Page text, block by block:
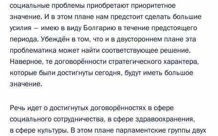
социальные проблемы приобретают приоритетное
значение. И в этом плане нам предстоит сделать большие
усилия – имею в виду Болгарию в течение предстоящего
периода. Убеждён в том, что и в двустороннем плане эта
проблематика может найти соответствующее решение.
Наверное, те договорённости стратегического характера,
которые были достигнуты сегодня, будут иметь большое
значение.
Речь идет о достигнутых договорённостях в сфере
социального сотрудничества, в сфере здравоохранения,
в сфере культуры. В этом плане парламентские группы двух